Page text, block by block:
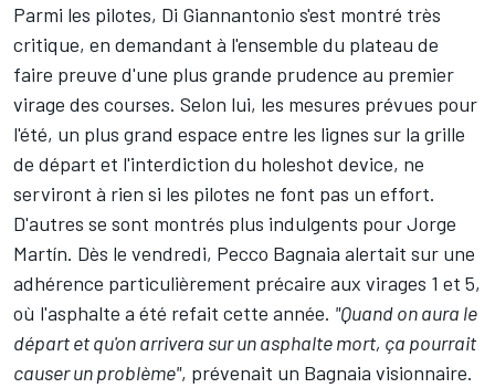
Parmi les pilotes, Di Giannantonio s'est montré très
critique, en demandant à l'ensemble du plateau de
faire preuve d'une plus grande prudence au premier
virage des courses. Selon lui, les mesures prévues pour
l'été, un plus grand espace entre les lignes sur la grille
de départ et l'interdiction du holeshot device, ne
serviront à rien si les pilotes ne font pas un effort.
D'autres se sont montrés plus indulgents pour Jorge
Martín. Dès le vendredi, Pecco Bagnaia alertait sur une
adhérence particulièrement précaire aux virages 1 et 5,
où l'asphalte a été refait cette année. "Quand on aura le
départ et qu'on arrivera sur un asphalte mort, ça pourrait
causer un problème", prévenait un Bagnaia visionnaire.